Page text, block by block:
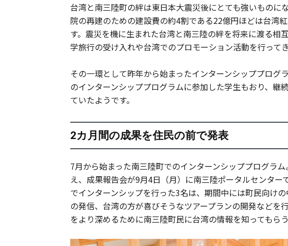
台湾と南三陸町の絆は東日本大震災後にとても強いものに
院の再建のための建設費の約4割である22億円ほどは台湾
す。震災を機に生まれた台湾と南三陸の絆を将来に渡る相
学旅行の受け入れや台湾でのプロモーション活動を行ってき
その一環として昨年から始まったインターンシッププログ
のインターンシッププログラムに参加した学生もおり、継
ていたようです。
2カ月間の成果を住民の前で発表
7月から始まった南三陸町でのインターンシッププログラ
え、成果報告会が9月4日（月）に南三陸ポータルセンタ
でインターンシップを行った3名は、期間中には町民向け
の発信、台湾の方が喜びそうなツアープランの開発などを
をより深めるために南三陸町民に台湾の情報を知ってもら